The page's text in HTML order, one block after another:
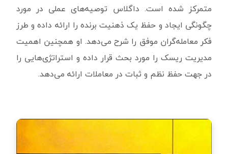
متمرکز شده است. داگلاس توصیه‌های عملی در مورد
چگونگی ایجاد و حفظ یک ذهنیت برنده را ارائه داده و طرز
فکر معامله‌گران موفق را شرح می‌دهد. او همچنین اهمیت
مدیریت ریسک را مورد بحث قرار داده و استراتژی‌هایی را
در جهت حفظ نظم و ثبات در معاملات ارائه می‌دهد.